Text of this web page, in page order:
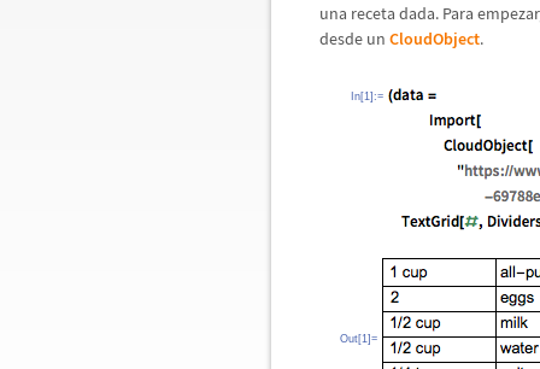
una receta dada. Para
desde un CloudObject.
In[1]:=
Out[1]=